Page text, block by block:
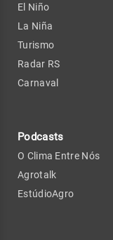
El Niño
La Niña
Turismo
Radar RS
Carnaval
Podcasts
O Clima Entre Nós
Agrotalk
EstúdioAgro